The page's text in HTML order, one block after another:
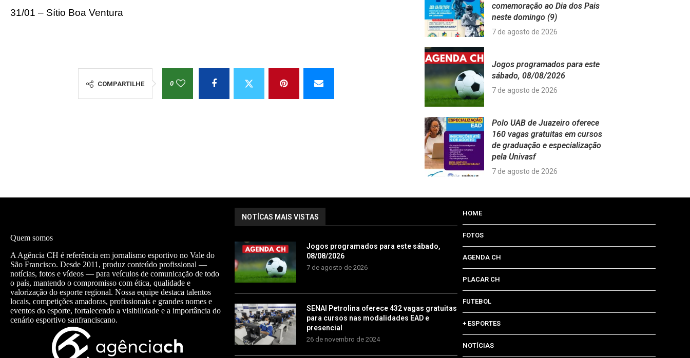
31/01 – Sítio Boa Ventura
COMPARTILHE 0
comemoração ao Dia dos Pais
neste domingo (9)
7 de agosto de 2026
Jogos programados para este
sábado, 08/08/2026
7 de agosto de 2026
Polo UAB de Juazeiro oferece
160 vagas gratuitas em cursos
de graduação e especialização
pela Univasf
7 de agosto de 2026
Quem somos
A Agência CH é referência em jornalismo esportivo no Vale do
São Francisco. Desde 2011, produz conteúdo profissional —
notícias, fotos e vídeos — para veículos de comunicação de todo
o país, mantendo o compromisso com ética, qualidade e
valorização do esporte regional. Nossa equipe destaca talentos
locais, competições amadoras, profissionais e grandes nomes e
eventos do esporte, fortalecendo a visibilidade e a importância do
cenário esportivo sanfranciscano.
NOTÍCAS MAIS VISTAS
Jogos programados para este sábado,
08/08/2026
7 de agosto de 2026
SENAI Petrolina oferece 432 vagas gratuitas
para cursos nas modalidades EAD e
presencial
26 de novembro de 2024
HOME
FOTOS
AGENDA CH
PLACAR CH
FUTEBOL
+ ESPORTES
NOTÍCIAS